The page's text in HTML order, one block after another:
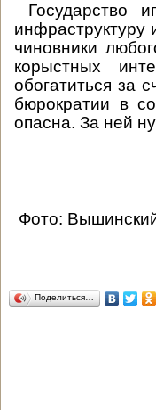
Государство
инфраструктуру
чиновники
корыстных
обогатиться за
бюрократии в
опасна. За ней
Фото:
Поделиться…